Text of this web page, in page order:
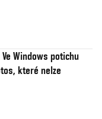
Windows potichu
které nelze